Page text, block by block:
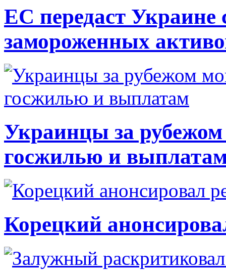
ЕС передаст Украине
замороженных
Украинцы за рубежом
госжилью и
Корецкий